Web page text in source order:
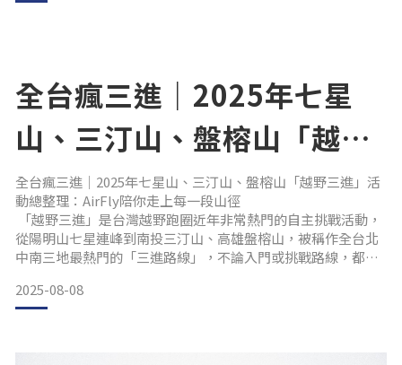
一場結合人文與自然的運動盛典就此登場——南庄山水馬拉
它誕生於地方對自然的敬意與對運動的熱情——
希望透過「用腳步親近山水」，讓更多人以最直接的方式感受
南庄的魅力。跑者們從田野出發，沿著溪畔與林道蜿蜒
全台瘋三進｜2025年七星
山、三汀山、盤榕山「越野
三進」活動總整理：AirFly
陪你走上每一段山徑
全台瘋三進｜2025年七星山、三汀山、盤榕山「越野三進」活
動總整理：AirFly陪你走上每一段山徑
「越野三進」是台灣越野跑圈近年非常熱門的自主挑戰活動，
從陽明山七星連峰到南投三汀山、高雄盤榕山，被稱作全台北
中南三地最熱門的「三進路線」，不論入門或挑戰路線，都有
與文化。 今年，AirFly 也正式加入三進活動行列，成為各社群
的官方合作夥伴之一，提供品牌裝備支援，陪伴跑者完成每一
什麼是「越野三進」？核心概念解析
2025-08-08